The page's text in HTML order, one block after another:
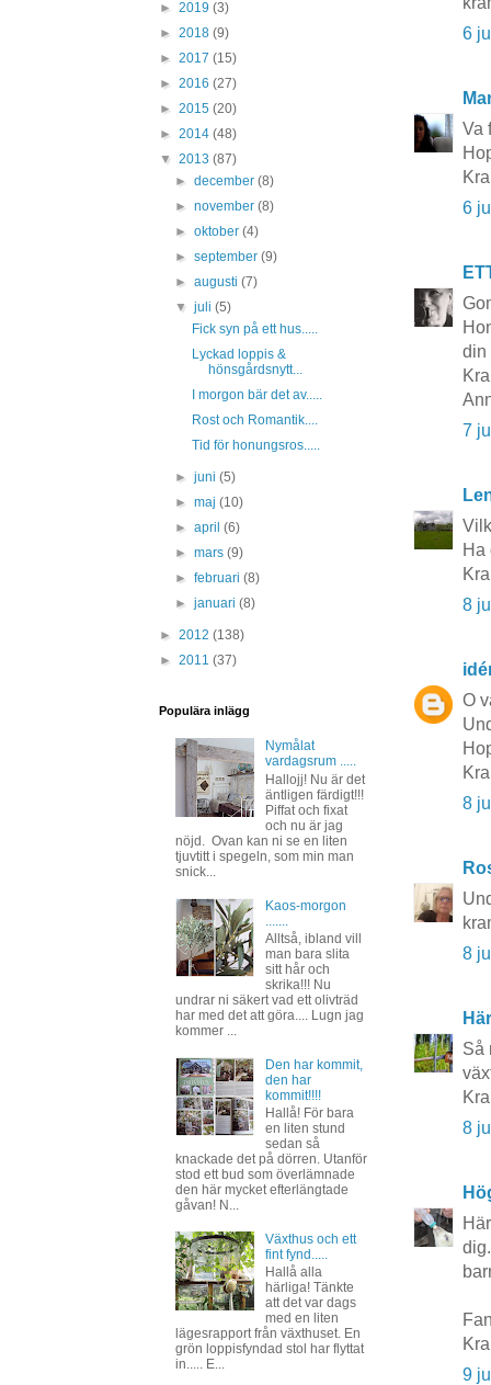
6
Va
6
din
7
Ha
8
O
8
8
Så
8
9
► 2019 (3)
► 2018 (9)
► 2017 (15)
► 2016 (27)
► 2015 (20)
► 2014 (48)
▼ 2013 (87)
►december(8)
►november(8)
►oktober(4)
►september(9)
►augusti(7)
▼juli(5)
Fick syn på ett hus.....
Lyckad loppis &
hönsgårdsnytt...
I morgon bär det av.....
Rost och Romantik....
Tid för honungsros.....
►juni(5)
►maj(10)
►april(6)
►mars(9)
►februari(8)
►januari(8)
► 2012 (138)
► 2011 (37)
Populära inlägg
Nymålat
vardagsrum .....
Hallojj! Nu är det
äntligen färdigt!!!
Piffat och fixat
och nu är jag
nöjd. Ovan kan ni se en liten
tjuvtitt i spegeln, som min man
snick...
Kaos-morgon
Alltså, ibland vill
man bara slita
sitt hår och
skrika!!! Nu
undrar ni säkert vad ett olivträd
har med det att göra.... Lugn jag
kommer ...
Den har kommit,
den har
kommit!!!!
Hallå! För bara
en liten stund
sedan så
knackade det på dörren. Utanför
stod ett bud som överlämnade
den här mycket efterlängtade
gåvan! N...
Växthus och ett
fint fynd.....
Hallå alla
härliga! Tänkte
att det var dags
med en liten
lägesrapport från växthuset. En
grön loppisfyndad stol har flyttat
in..... E...